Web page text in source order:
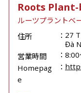
Roots Plant-
ルーツプラントベ
住所
27
Đà
営業時間
Homepag
e